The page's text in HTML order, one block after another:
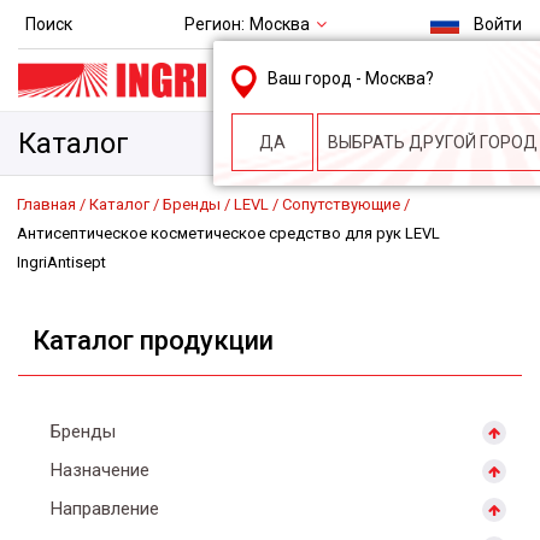
Поиск Регион: Москва
Ваш город - Москва?
ДА ВЫБРАТЬ ДРУГОЙ ГОРОД
Войти
msk@ingri.ru
пн. – пт.: 9.00-18.00
Каталог
Главная Каталог Бренды LEVL
Сопутствующие
Антисептическое косметическое средство для рук LEVL
IngriAntisept
Каталог продукции
Бренды
Назначение
Направление